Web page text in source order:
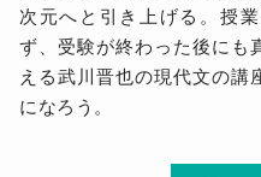
次元へと引き上げる。授
ず、受験が終わった後にも
える武川晋也の現代文の講
になろう。